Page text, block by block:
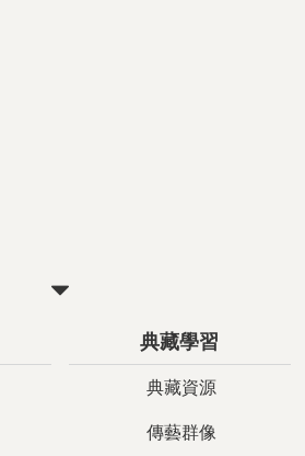
典藏學習
典藏資源
傳藝群像